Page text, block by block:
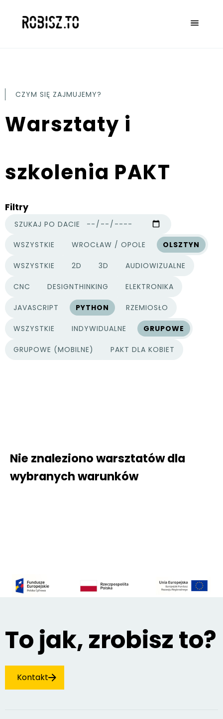
CZYM SIĘ ZAJMUJEMY?
Warsztaty i
szkolenia PAKT
Filtry
SZUKAJ PO DACIE
WSZYSTKIE
MIASTA
WROCŁAW / OPOLE OLSZTYN
WSZYSTKIE
KATEGORIE PROJEKTÓW
2D 3D AUDIOWIZUALNE
CNC DESIGNTHINKING ELEKTRONIKA
JAVASCRIPT PYTHON RZEMIOSŁO
WSZYSTKIE
TYPY PROJEKTÓW
INDYWIDUALNE GRUPOWE
GRUPOWE (MOBILNE) PAKT DLA KOBIET
Nie znaleziono warsztatów dla
wybranych warunków
To jak, zrobisz to?
Kontakt